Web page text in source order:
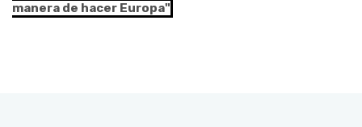
manera de hacer Europa"